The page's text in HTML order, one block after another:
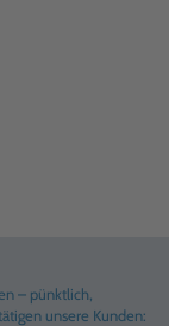
– pünktlich,
unsere Kunden: